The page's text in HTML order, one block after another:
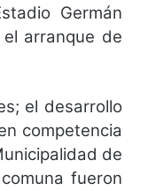
Germán
arranque de
el desarrollo
competencia
de
fueron